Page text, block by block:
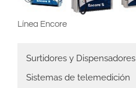
Línea Encore
Main
navigation
Surtidores y Dispensadores
Sistemas de telemedición